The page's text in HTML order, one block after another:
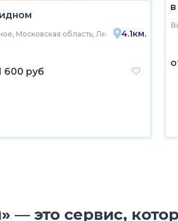
Видное, район Расторгуево
Московская область, Ленинский4.1км.
600 руб
— это сервис,